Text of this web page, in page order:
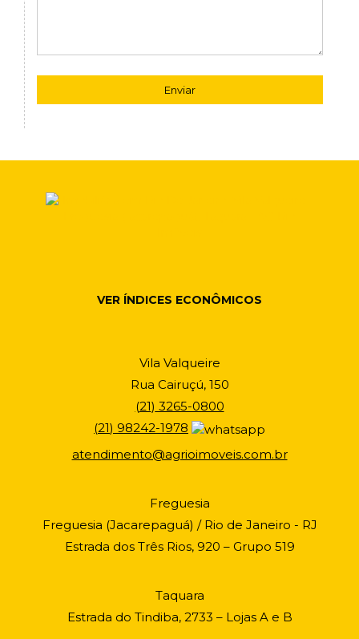
Enviar
VER ÍNDICES ECONÔMICOS
Vila Valqueire
Rua Cairuçú, 150
(21) 3265-0800
(21) 98242-1978
atendimento@agrioimoveis.com.br
Freguesia
Freguesia (Jacarepaguá) / Rio de Janeiro - RJ
Estrada dos Três Rios, 920 – Grupo 519
Taquara
Estrada do Tindiba, 2733 – Lojas A e B